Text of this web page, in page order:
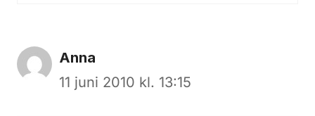
Anna
11 juni 2010 kl. 13:15